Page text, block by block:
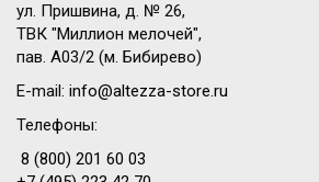
ул. Пришвина, д. № 26,
ТВК "Миллион мелочей",
пав. A03/2 (м. Бибирево)
E-mail: info@altezza-store.ru
Телефоны:
8 (800) 201 60 03